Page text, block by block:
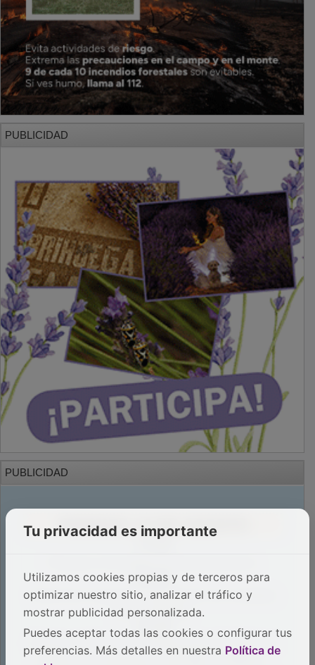
PUBLICIDAD
Tu privacidad es importante
Utilizamos cookies propias y de terceros para
optimizar nuestro sitio, analizar el tráfico y
mostrar publicidad personalizada.
Puedes aceptar todas las cookies o configurar tus
preferencias. Más detalles en nuestra Política de